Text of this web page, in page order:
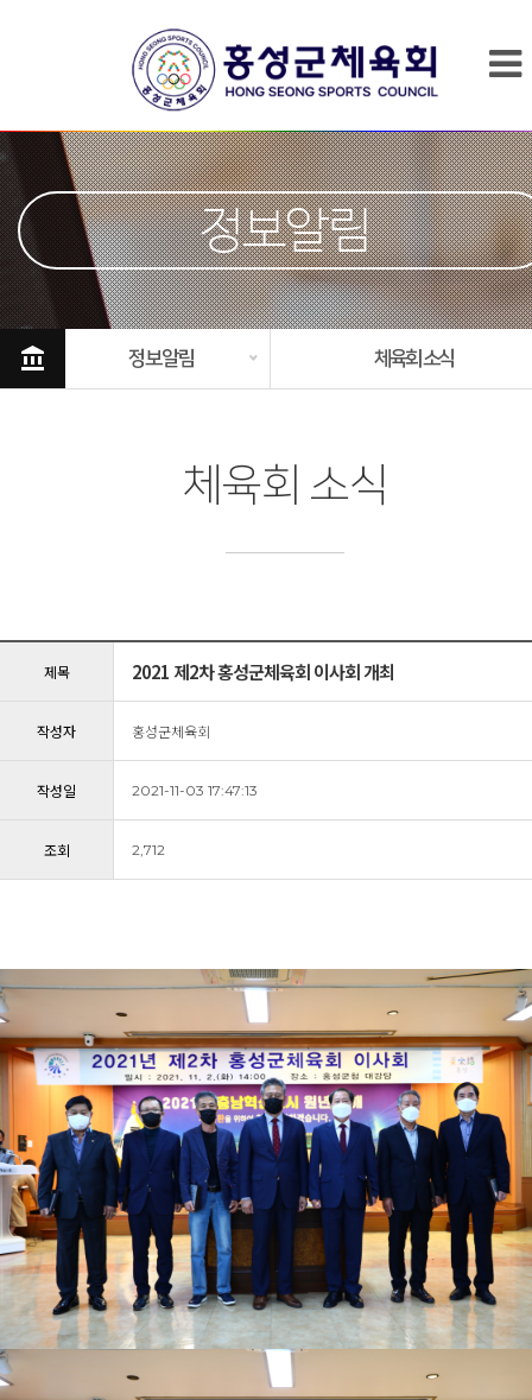
정보알림
account_balance 정보알림 체육회 소식
체육회 소식
제목 2021 제2차 홍성군체육회 이사회 개최
작성자 홍성군체육회
작성일 2021-11-03 17:47:13
조회 2,712